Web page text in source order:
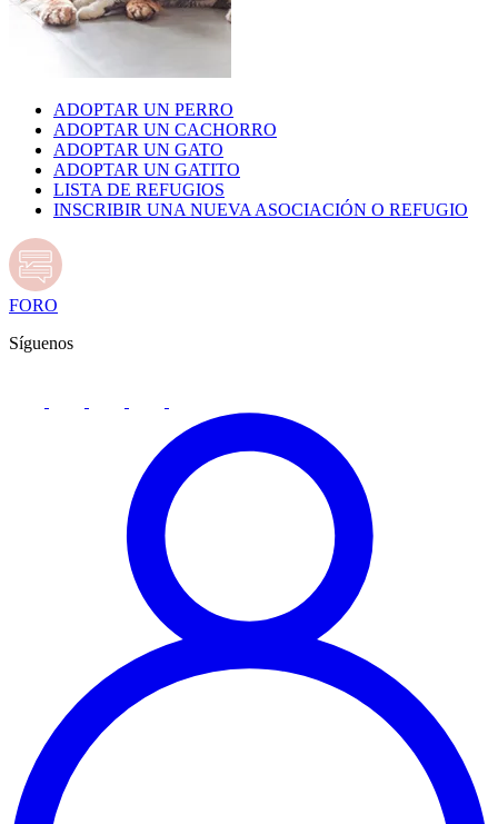
ADOPTAR UN PERRO
ADOPTAR UN CACHORRO
ADOPTAR UN GATO
ADOPTAR UN GATITO
LISTA DE REFUGIOS
INSCRIBIR UNA NUEVA ASOCIACIÓN O REFUGIO
FORO
Síguenos